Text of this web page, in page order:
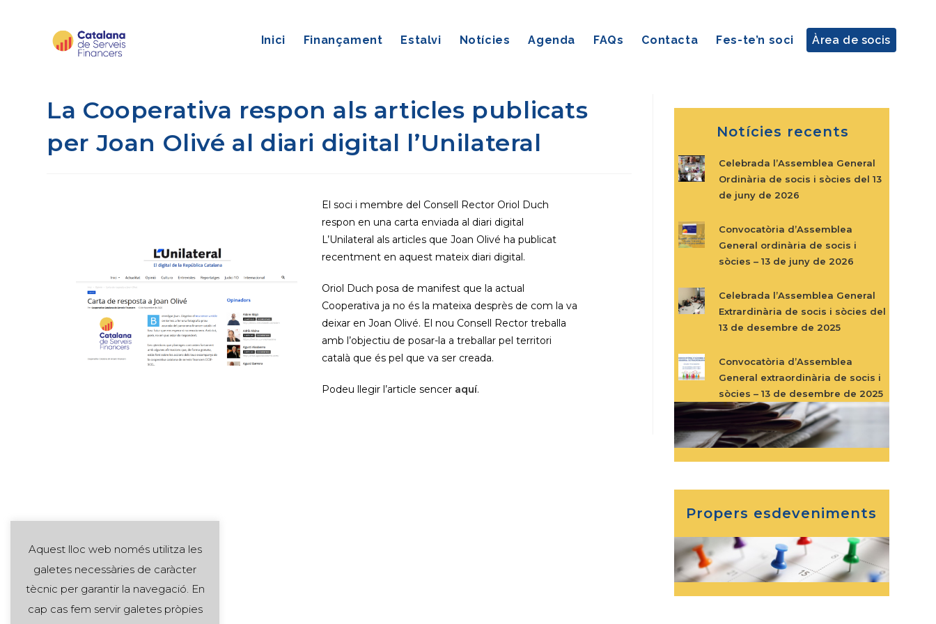
Inici Finançament Estalvi Notícies Agenda FAQs Contacta Fes-te’n soci Àrea de socis
La Cooperativa respon als articles publicats
per Joan Olivé al diari digital l’Unilateral
El soci i membre del Consell Rector Oriol Duch
respon en una carta enviada al diari digital
L’Unilateral als articles que Joan Olivé ha publicat
recentment en aquest mateix diari digital.
Oriol Duch posa de manifest que la actual
Cooperativa ja no és la mateixa desprès de com la va
deixar en Joan Olivé. El nou Consell Rector treballa
amb l’objectiu de posar-la a treballar pel territori
català que és pel que va ser creada.
Podeu llegir l’article sencer aquí.
Notícies recents
Celebrada l’Assemblea General
Ordinària de socis i sòcies del 13
de juny de 2026
Convocatòria d’Assemblea
General ordinària de socis i
sòcies – 13 de juny de 2026
Celebrada l’Assemblea General
Extrardinària de socis i sòcies del
13 de desembre de 2025
Convocatòria d’Assemblea
General extraordinària de socis i
sòcies – 13 de desembre de 2025
Propers esdeveniments
Aquest lloc web només utilitza les
galetes necessàries de caràcter
tècnic per garantir la navegació. En
cap cas fem servir galetes pròpies